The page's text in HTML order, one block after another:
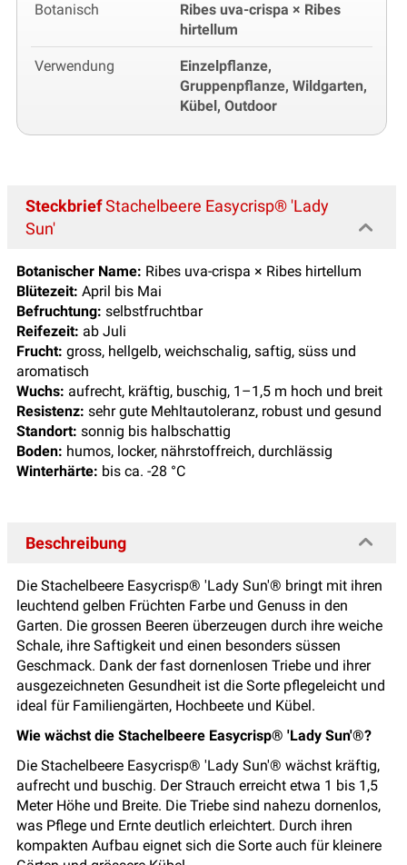
Botanisch
Ribes uva-crispa × Ribes
hirtellum
Verwendung
Einzelpflanze,
Gruppenpflanze, Wildgarten,
Kübel, Outdoor
SteckbriefStachelbeere Easycrisp® 'Lady
Sun'
Botanischer Name: Ribes uva-crispa × Ribes hirtellum
Blütezeit: April bis Mai
Befruchtung: selbstfruchtbar
Reifezeit: ab Juli
Frucht: gross, hellgelb, weichschalig, saftig, süss und
aromatisch
Wuchs: aufrecht, kräftig, buschig, 1–1,5 m hoch und breit
Resistenz: sehr gute Mehltautoleranz, robust und gesund
Standort: sonnig bis halbschattig
Boden: humos, locker, nährstoffreich, durchlässig
Winterhärte: bis ca. -28 °C
Beschreibung
Die Stachelbeere Easycrisp® 'Lady Sun'® bringt mit ihren
leuchtend gelben Früchten Farbe und Genuss in den
Garten. Die grossen Beeren überzeugen durch ihre weiche
Schale, ihre Saftigkeit und einen besonders süssen
Geschmack. Dank der fast dornenlosen Triebe und ihrer
ausgezeichneten Gesundheit ist die Sorte pflegeleicht und
ideal für Familiengärten, Hochbeete und Kübel.
Wie wächst die Stachelbeere Easycrisp® 'Lady Sun'®?
Die Stachelbeere Easycrisp® 'Lady Sun'® wächst kräftig,
aufrecht und buschig. Der Strauch erreicht etwa 1 bis 1,5
Meter Höhe und Breite. Die Triebe sind nahezu dornenlos,
was Pflege und Ernte deutlich erleichtert. Durch ihren
kompakten Aufbau eignet sich die Sorte auch für kleinere